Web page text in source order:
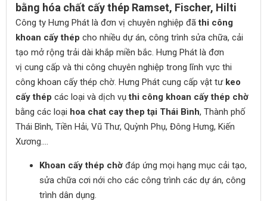
bằng hóa chất cấy thép Ramset, Fischer, Hilti
Công ty Hưng Phát là đơn vị chuyên nghiệp đãthi công
khoan cấy thép cho nhiều dự án, công trình sửa chữa, cải
tạo mở rộng trải dài khắp miền bắc. Hưng Phát là đơn
vị cung cấp và thi công chuyên nghiệp trong lĩnh vực thi
công khoan cấy thép chờ. Hưng Phát cung cấp vật tư keo
cấy thép các loại và dịch vụthi công khoan cấy thép chờ
bằng các loại hoa chat cay thep tại Thái Bình, Thành phố
Thái Bình, Tiền Hải, Vũ Thư, Quỳnh Phụ, Đông Hưng, Kiến
Xương….
Khoan cấy thép chờ đáp ứng mọi hạng mục cải tạo,
sửa chữa cơi nới cho các công trình các dự án, công
trình dân dụng.